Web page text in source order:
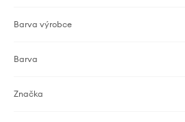
Barva výrobce
Barva
Značka